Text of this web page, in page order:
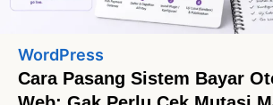
WordPress
Cara Pasang Sistem Bayar